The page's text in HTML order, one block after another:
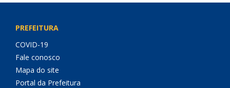
PREFEITURA
COVID-19
Fale conosco
Mapa do site
Portal da Prefeitura